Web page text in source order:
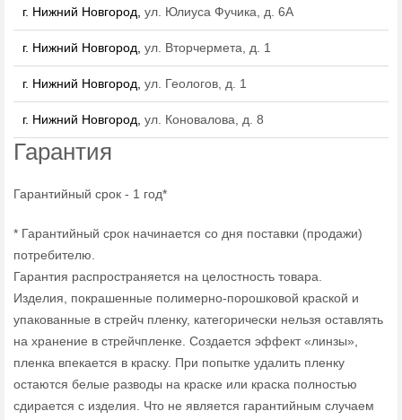
г. Нижний Новгород, ул. Юлиуса Фучика, д. 6А
г. Нижний Новгород, ул. Вторчермета, д. 1
г. Нижний Новгород, ул. Геологов, д. 1
г. Нижний Новгород, ул. Коновалова, д. 8
Гарантия
Гарантийный срок - 1 год*
* Гарантийный срок начинается со дня поставки (продажи)
потребителю.
Гарантия распространяется на целостность товара.
Изделия, покрашенные полимерно-порошковой краской и
упакованные в стрейч пленку, категорически нельзя оставлять
на хранение в стрейчпленке. Создается эффект «линзы»,
пленка впекается в краску. При попытке удалить пленку
остаются белые разводы на краске или краска полностью
сдирается с изделия. Что не является гарантийным случаем